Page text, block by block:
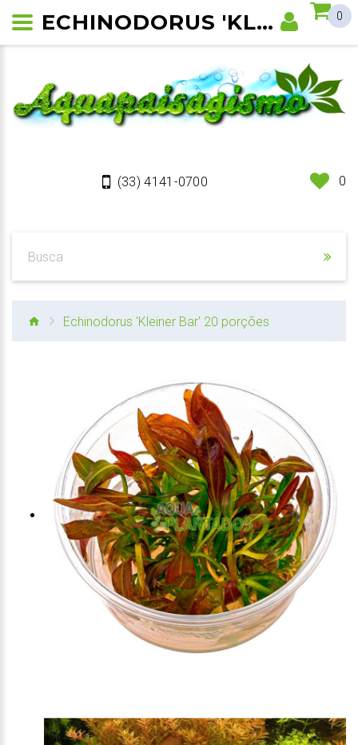
(33) 4141-0700 0
0
Echinodorus 'Kleiner Bar' 20 porções
ECHINODORUS 'KLEINER BAR'